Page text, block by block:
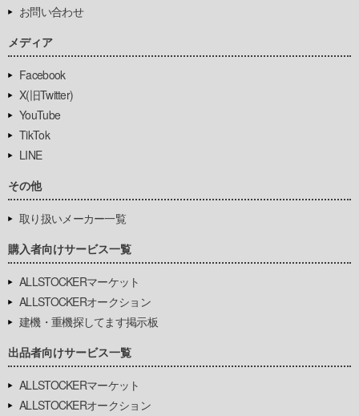
お問い合わせ
メディア
Facebook
X(旧Twitter)
YouTube
TikTok
LINE
その他
取り扱いメーカー一覧
購入者向けサービス一覧
ALLSTOCKERマーケット
ALLSTOCKERオークション
建機・重機探してます掲示板
出品者向けサービス一覧
ALLSTOCKERマーケット
ALLSTOCKERオークション